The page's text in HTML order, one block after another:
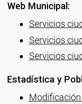
Web Municipal:
Servicios
Servicios
Servicios
Estadística y
Modificación